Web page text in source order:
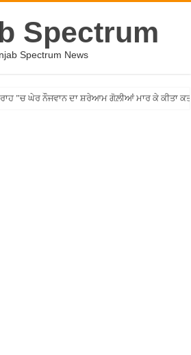
Spectrum
Spectrum News
ਰਾਹ ”ਚ ਘੇਰ ਨੌਜਵਾਨ ਦਾ ਸ਼ਰੇਆਮ ਗੋਲ਼ੀਆਂ ਮਾਰ ਕੇ ਕੀਤਾ
ਇਨਸਾਨ ਤੋਂ ‘ਕੁੱਤਾ’ ਬਣਨ ਲਈ ਖ਼ਰਚ ਦਿੱਤੇ 220 ਕਰੋੜ;